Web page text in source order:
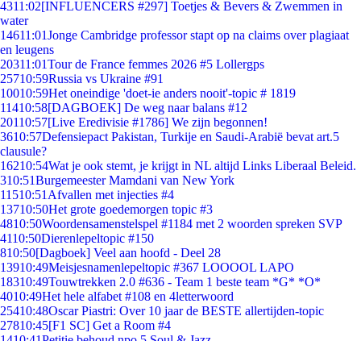
4311:02[INFLUENCERS #297] Toetjes & Bevers & Zwemmen in
water
14611:01Jonge Cambridge professor stapt op na claims over plagiaat
en leugens
20311:01Tour de France femmes 2026 #5 Lollergps
25710:59Russia vs Ukraine #91
10010:59Het oneindige 'doet-ie anders nooit'-topic # 1819
11410:58[DAGBOEK] De weg naar balans #12
20110:57[Live Eredivisie #1786] We zijn begonnen!
3610:57Defensiepact Pakistan, Turkije en Saudi-Arabië bevat art.5
clausule?
16210:54Wat je ook stemt, je krijgt in NL altijd Links Liberaal Beleid.
310:51Burgemeester Mamdani van New York
11510:51 Afvallen met injecties #4
13710:50Het grote goedemorgen topic #3
4810:50Woordensamenstelspel #1184 met 2 woorden spreken SVP
4110:50Dierenlepeltopic #150
810:50[Dagboek] Veel aan hoofd - Deel 28
13910:49Meisjesnamenlepeltopic #367 LOOOOL LAPO
18310:49Touwtrekken 2.0 #636 - Team 1 beste team *G* *O*
4010:49Het hele alfabet #108 en 4letterwoord
25410:48Oscar Piastri: Over 10 jaar de BESTE allertijden-topic
27810:45[F1 SC] Get a Room #4